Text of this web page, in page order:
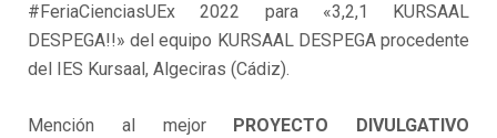
#FeriaCienciasUEx 2022 para «3,2,1 KURSAAL
DESPEGA!!» del equipo KURSAAL DESPEGA procedente
del IES Kursaal, Algeciras (Cádiz).
Mención al mejor
PROYECTO DIVULGATIVO